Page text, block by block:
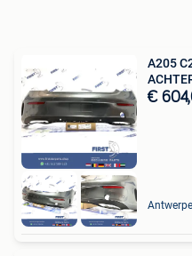
A205
€